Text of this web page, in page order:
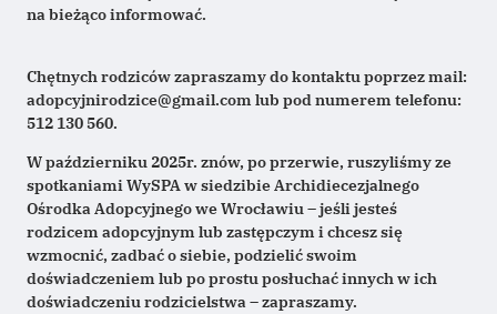
na bieżąco informować.
Chętnych rodziców zapraszamy do kontaktu poprzez mail:
adopcyjnirodzice@gmail.com lub pod numerem telefonu:
512 130 560.
W październiku 2025r. znów, po przerwie, ruszyliśmy ze
spotkaniami WySPA w siedzibie Archidiecezjalnego
Ośrodka Adopcyjnego we Wrocławiu – jeśli jesteś
rodzicem adopcyjnym lub zastępczym i chcesz się
wzmocnić, zadbać o siebie, podzielić swoim
doświadczeniem lub po prostu posłuchać innych w ich
doświadczeniu rodzicielstwa – zapraszamy.